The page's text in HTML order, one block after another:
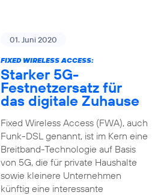
01. Juni 2020
FIXED WIRELESS ACCESS:
Starker 5G-
Festnetzersatz für
das digitale Zuhause
Fixed Wireless Access (FWA), auch
Funk-DSL genannt, ist im Kern eine
Breitband-Technologie auf Basis
von 5G, die für private Haushalte
sowie kleinere Unternehmen
künftig eine interessante